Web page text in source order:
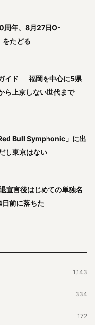
周年、8月27日O-
たどる
イド──福岡を中心に5県
ら上京しない世代まで
Bull Symphonic」に出
し東京はない
宣言後はじめての単独名
前に落ちた
1,143
334
172